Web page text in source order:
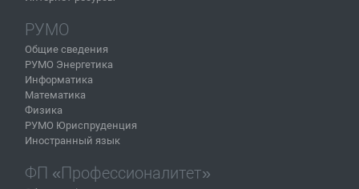
РУМО
Общие сведения
РУМО Энергетика
Информатика
Математика
Физика
РУМО Юриспруденция
Иностранный язык
ФП «Профессионалитет»